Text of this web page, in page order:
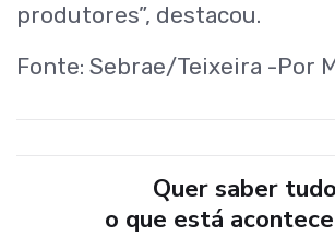
produtores”, destacou.
Fonte: Sebrae/Teixeira -Por
Quer saber tudo
o que está